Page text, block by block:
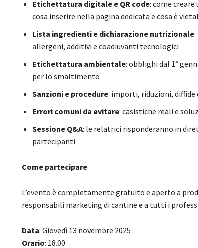
Etichettatura digitale e QR code: come
cosa inserire nella pagina dedicata e cosa è
Lista ingredienti e dichiarazione nutrizionale:
allergeni, additivi e coadiuvanti tecnologici
Etichettatura ambientale: obblighi dal 1°
per lo smaltimento
Sanzioni e procedure: importi, riduzioni, diffide
Errori comuni da evitare: casistiche reali e
Sessione Q&A: le relatrici risponderanno in
partecipanti
Come partecipare
L’evento è completamente gratuito e aperto a
responsabili marketing di cantine e a tutti i
Data: Giovedì 13 novembre 2025
Orario: 18.00